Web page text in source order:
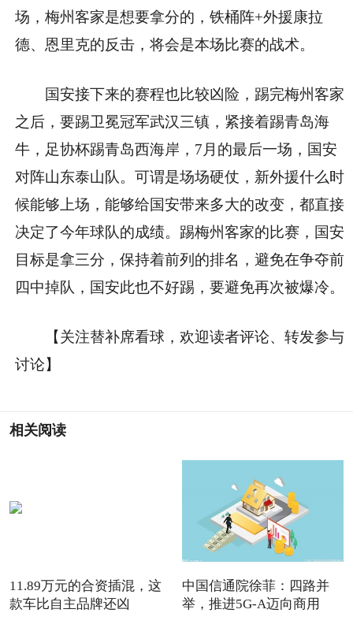
场，梅州客家是想要拿分的，铁桶阵+外援康拉
德、恩里克的反击，将会是本场比赛的战术。
国安接下来的赛程也比较凶险，踢完梅州客家
之后，要踢卫冕冠军武汉三镇，紧接着踢青岛海
牛，足协杯踢青岛西海岸，7月的最后一场，国安
对阵山东泰山队。可谓是场场硬仗，新外援什么时
候能够上场，能够给国安带来多大的改变，都直接
决定了今年球队的成绩。踢梅州客家的比赛，国安
目标是拿三分，保持着前列的排名，避免在争夺前
四中掉队，国安此也不好踢，要避免再次被爆冷。
【关注替补席看球，欢迎读者评论、转发参与
讨论】
相关阅读
11.89万元的合资插混，这
款车比自主品牌还凶
中国信通院徐菲：四路并
举，推进5G-A迈向商用